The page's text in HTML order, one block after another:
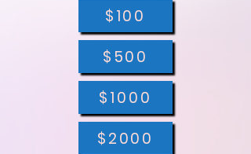
$100
$500
$1000
$2000